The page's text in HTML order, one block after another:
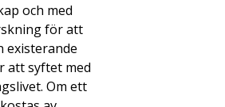
och med
för att
existerande
att syftet med
Om ett